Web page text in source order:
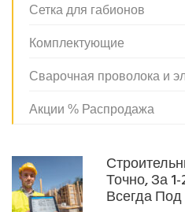
Сетка для габионов
Комплектующие
Сварочная проволока и
Акции % Распродажа
Точно, За
Всегда